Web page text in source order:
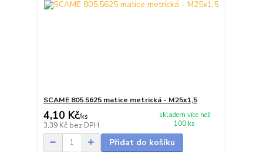
SCAME 805.5625 matice metrická - M25x1,5
4,10 Kč/ks
3,39 Kč bez DPH
skladem více než
100 ks
Přidat do košíku